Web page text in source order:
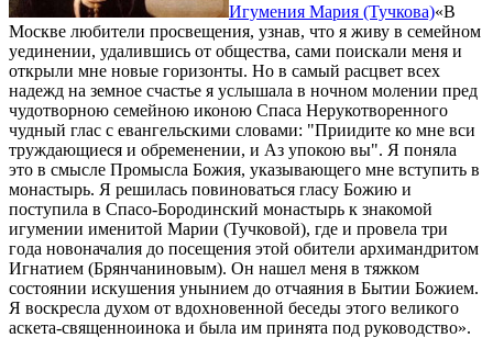
Игумения Мария (Тучкова)«В
Москве любители просвещения, узнав, что я живу в семейном
уединении, удалившись от общества, сами поискали меня и
открыли мне новые горизонты. Но в самый расцвет всех
надежд на земное счастье я услышала в ночном молении пред
чудотворною семейною иконою Спаса Нерукотворенного
чудный глас с евангельскими словами: "Приидите ко мне вси
труждающиеся и обременении, и Аз упокою вы". Я поняла
это в смысле Промысла Божия, указывающего мне вступить в
монастырь. Я решилась повиноваться гласу Божию и
поступила в Спасо-Бородинский монастырь к знакомой
игумении именитой Марии (Тучковой), где и провела три
года новоначалия до посещения этой обители архимандритом
Игнатием (Брянчаниновым). Он нашел меня в тяжком
состоянии искушения унынием до отчаяния в Бытии Божием.
Я воскресла духом от вдохновенной беседы этого великого
аскета-священноинока и была им принята под руководство».